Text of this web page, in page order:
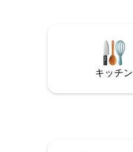
キッチン